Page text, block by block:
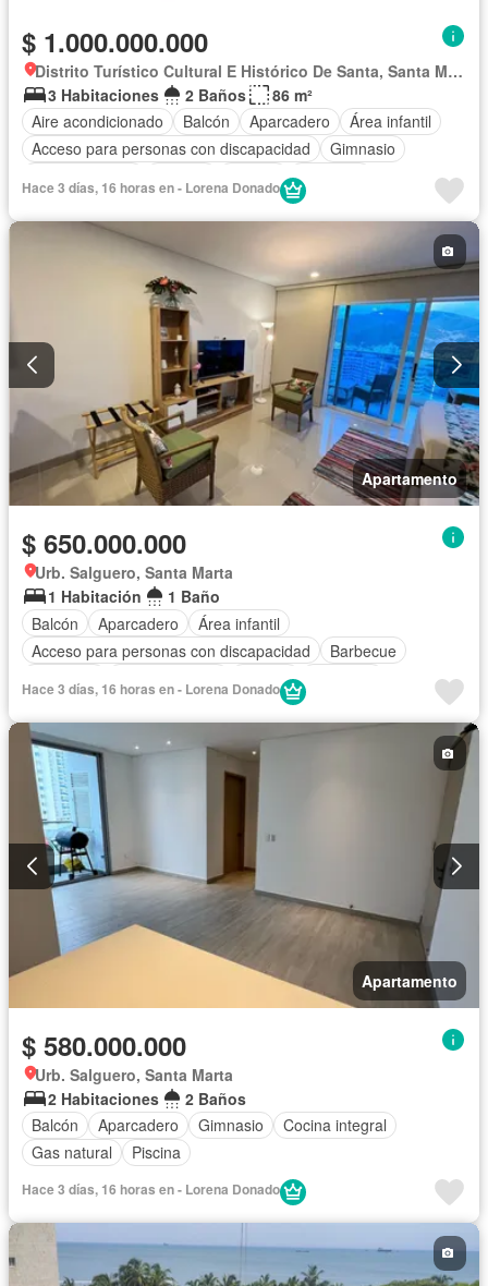
$ 1.000.000.000
Distrito Turístico Cultural E Histórico De Santa, Santa Marta
3 Habitaciones
2 Baños
86 m²
Aire acondicionado
Balcón Aparcadero
Área infantil
Acceso para personas con discapacidad
Gimnasio
Ascensor
Sauna
Seguridad privada
Hace 3 días, 16 horas en - Lorena Donado
Apartamento
$ 650.000.000
Urb. Salguero, Santa Marta
1 Habitación
1 Baño
Balcón
Aparcadero
Área infantil
Acceso para personas con discapacidad
Barbecue
Jacuzzi
Sauna
Seguridad privada
Hace 3 días, 16 horas en - Lorena Donado
Apartamento
$ 580.000.000
Urb. Salguero, Santa Marta
2 Habitaciones
2 Baños
Balcón
Aparcadero Gimnasio
Cocina integral
Gas natural
Piscina
Hace 3 días, 16 horas en - Lorena Donado